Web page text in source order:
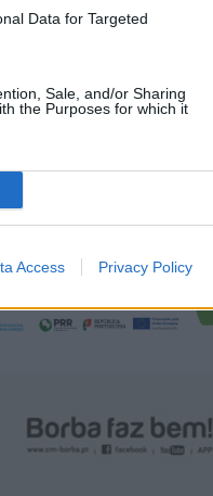
Data for Targeted
Sale, and/or Sharing
the Purposes for which it
Access Privacy Policy